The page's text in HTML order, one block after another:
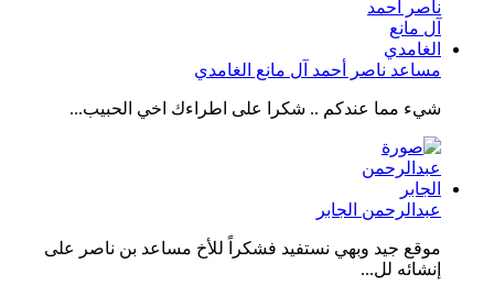
مساعد ناصر أحمد آل مانع الغامدي
شيء مما عندكم .. شكرا على اطراءك اخي الحبيب...
عبدالرحمن الجابر
موقع جيد وبهي نستفيد فشكراً للأخ مساعد بن ناصر على
إنشائه لل...